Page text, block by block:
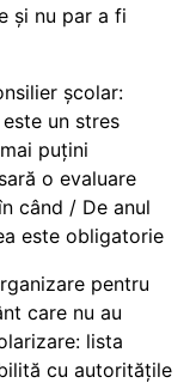
și nu par a fi
școlar:
un stres
puțini
o evaluare
când / De anul
este obligatorie
pentru
care nu au
lista
cu autoritățile